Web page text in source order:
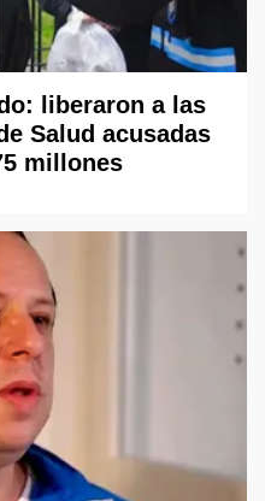
liberaron a las
Salud acusadas
millones